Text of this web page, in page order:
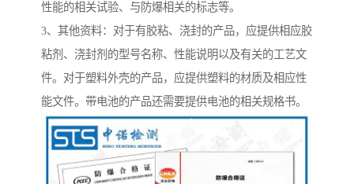
性能的相关试验、与防爆相关的标志等。
3、其他资料：对于有胶粘、浇封的产品，应提供相应胶
粘剂、浇封剂的型号名称、性能说明以及有关的工艺文
件。对于塑料外壳的产品，应提供塑料的材质及相应性
能文件。带电池的产品还需要提供电池的相关规格书。